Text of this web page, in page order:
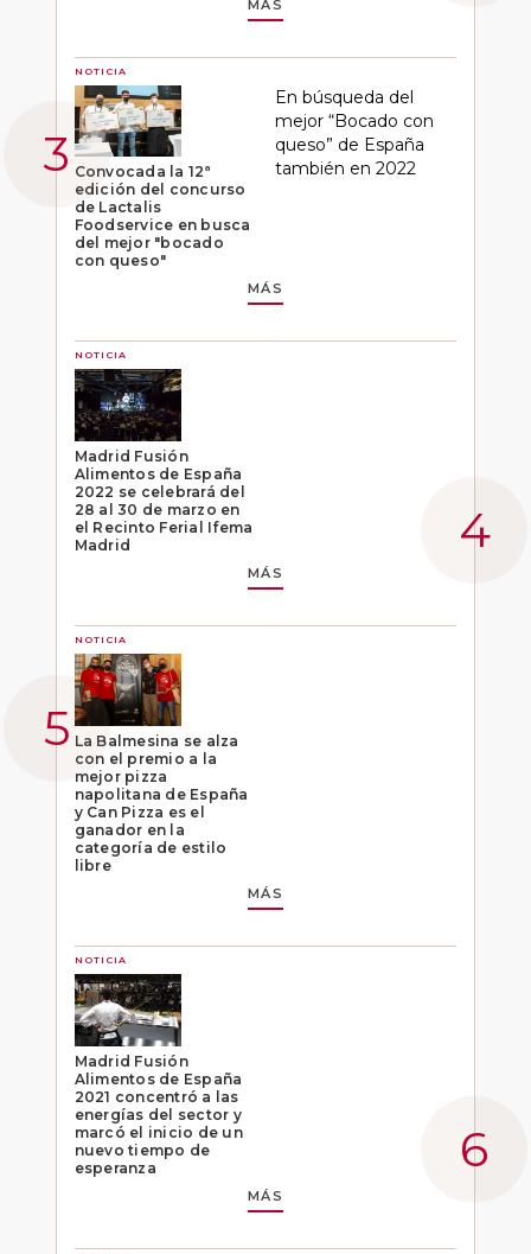
MÁS
NOTICIA
Convocada la 12ª
edición del concurso
de Lactalis
Foodservice en busca
del mejor "bocado
con queso"
En búsqueda del
mejor “Bocado con
queso” de España
también en 2022
MÁS
NOTICIA
Madrid Fusión
Alimentos de España
2022 se celebrará del
28 al 30 de marzo en
el Recinto Ferial Ifema
Madrid
MÁS
NOTICIA
La Balmesina se alza
con el premio a la
mejor pizza
napolitana de España
y Can Pizza es el
ganador en la
categoría de estilo
libre
MÁS
NOTICIA
Madrid Fusión
Alimentos de España
2021 concentró a las
energías del sector y
marcó el inicio de un
nuevo tiempo de
esperanza
MÁS